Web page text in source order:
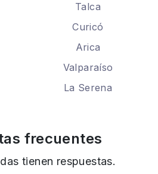
Talca
Curicó
Arica
Valparaíso
La Serena
frecuentes
tienen respuestas.